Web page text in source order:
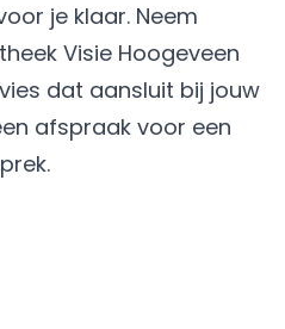
je klaar. Neem
Visie Hoogeveen
dat aansluit bij jouw
afspraak voor een